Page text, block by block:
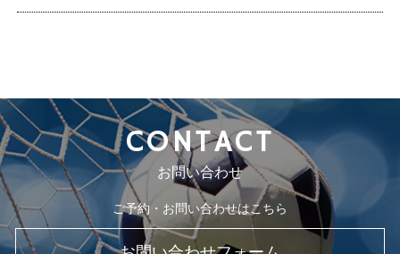
CONTACT
お問い合わせ
ご予約・お問い合わせはこちら